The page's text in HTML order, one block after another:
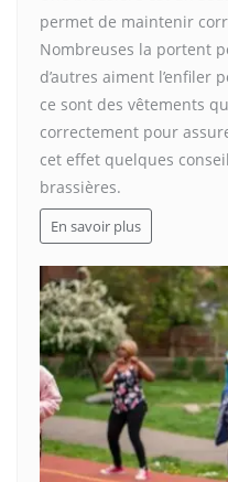
permet de maintenir
Nombreuses la portent
d’autres aiment l’enfiler
ce sont des vêtements
correctement pour
cet effet quelques
brassières.
En savoir plus